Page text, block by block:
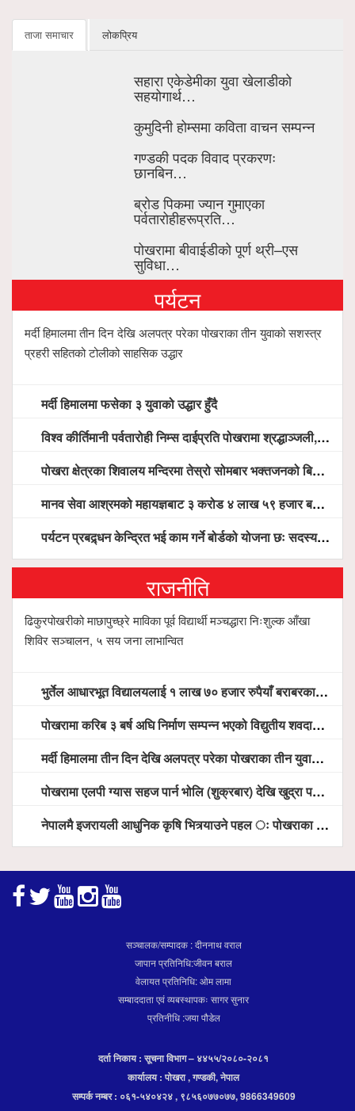
ताजा समाचार लोकप्रिय
सहारा एकेडेमीका युवा खेलाडीको
सहयोगार्थ…
कुमुदिनी होम्समा कविता वाचन सम्पन्न
गण्डकी पदक विवाद प्रकरणः
छानबिन…
ब्रोड पिकमा ज्यान गुमाएका
पर्वतारोहीहरूप्रति…
पोखरामा बीवाईडीको पूर्ण थ्री–एस
सुविधा…
पर्यटन
मर्दी हिमालमा तीन दिन देखि अलपत्र परेका पोखराका तीन युवाको सशस्त्र
प्रहरी सहितको टोलीको साहसिक उद्धार
मर्दी हिमालमा फसेका ३ युवाको उद्धार हुँदै
विश्व कीर्तिमानी पर्वतारोही निम्स दाईप्रति पोखरामा श्रद्धाञ्जली, दीप प्रज्वलन गर्दै योगदानको प्रशंसा (भिडियो सहित)
पोखरा क्षेत्रका शिवालय मन्दिरमा तेस्रो सोमबार भक्तजनको बिहानैदेखि घुइँचो
मानव सेवा आश्रमको महायज्ञबाट ३ करोड ४ लाख ५९ हजार बचत, १ करोड ४४ लाख उठ्न बाँकी, विना संचार माध्यम तर प्रचार प्रसारमै भयो १९ लाख खर्च !
पर्यटन प्रबद्र्धन केन्द्रित भई काम गर्ने बोर्डको योजना छः सदस्य पोखरेल, चलिय पोखरालाई थप प्रभावकारी बनाउन होटल संघको माग
राजनीति
ढिकुरपोखरीको माछापुच्छ्रे माविका पूर्व विद्यार्थी मञ्चद्धारा निःशुल्क आँखा
शिविर सञ्चालन, ५ सय जना लाभान्वित
भुर्तेल आधारभूत विद्यालयलाई १ लाख ७० हजार रुपैयाँ बराबरका शैक्षिक सामग्री हस्तान्तरण
पोखरामा करिब ३ बर्ष अघि निर्माण सम्पन्न भएको विद्युतीय शवदाह गृह अझै संचालनमा आउन सकेन, तत्काल संचालन गर्न स्थानियको माग
मर्दी हिमालमा तीन दिन देखि अलपत्र परेका पोखराका तीन युवाको सशस्त्र प्रहरी सहितको टोलीको साहसिक उद्धार
पोखरामा एलपी ग्यास सहज पार्न भोलि (शुक्रबार) देखि खुद्रा पसलबाटै बिक्रि वितरण हुने, स्टोर नगर्न आग्रह
नेपालमै इजरायली आधुनिक कृषि भित्र्याउने पहल ः पोखराका मेयर धनराज आचार्य र इजरायली राजदूतबीच सहकार्य विस्तारको संकेत
सञ्चालक/सम्पादक : दीननाथ वराल
जापान प्रतिनिधि:जीवन बराल
वेलायत प्रतिनिधि: ओम लामा
सम्बाददाता एवं व्यबस्थापकः सागर सुनार
प्रतिनीधि :जया पौडेल
दर्ता निकाय : सूचना विभाग – ४४५५/२०८०-२०८१
कार्यालय : पोखरा , गण्डकी, नेपाल
सम्पर्क नम्बर : ०६१-५४०४२४ , ९८५६०७७०७७, 9866349609